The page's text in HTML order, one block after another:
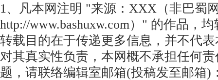
1、凡本网注明 "来源：XXX（非巴蜀
http://www.bashuxw.com）" 的作品，
转载目的在于传递更多信息，并不代
对其真实性负责，本网概不承担任何
题，请联络编辑室邮箱(投稿发至邮箱)